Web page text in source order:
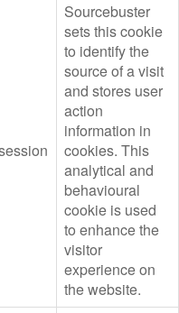
Sourcebuster
sets this cookie
to identify the
source of a visit
and stores user
action
information in
cookies. This
analytical and
behavioural
cookie is used
to enhance the
visitor
experience on
the website.